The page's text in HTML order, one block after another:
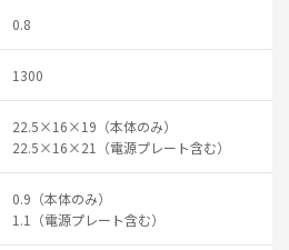
0.8
1300
22.5×16×19（本体のみ）
22.5×16×21（電源プレート含む）
0.9（本体のみ）
1.1（電源プレート含む）